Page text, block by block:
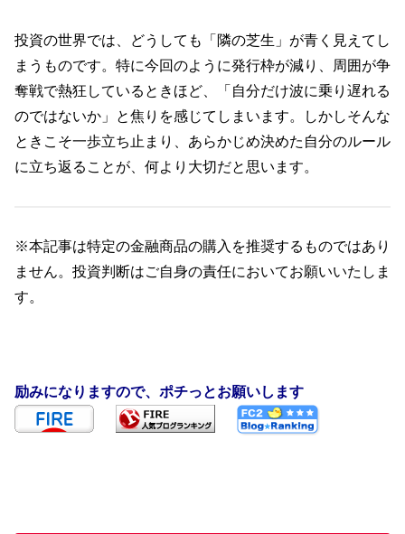
投資の世界では、どうしても「隣の芝生」が青く見えてし
まうものです。特に今回のように発行枠が減り、周囲が争
奪戦で熱狂しているときほど、「自分だけ波に乗り遅れる
のではないか」と焦りを感じてしまいます。しかしそんな
ときこそ一歩立ち止まり、あらかじめ決めた自分のルール
に立ち返ることが、何より大切だと思います。
※本記事は特定の金融商品の購入を推奨するものではあり
ません。投資判断はご自身の責任においてお願いいたしま
す。
励みになりますので、ポチっとお願いします